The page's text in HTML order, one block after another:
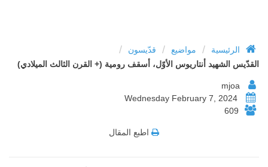
الرئيسية / مواضيع / قدّيسون /
القدّيس الشهيد أنتاريوس الأوّل، أسقف رومية (+ القرن الثالث الميلادي)
609
اطبع المقال